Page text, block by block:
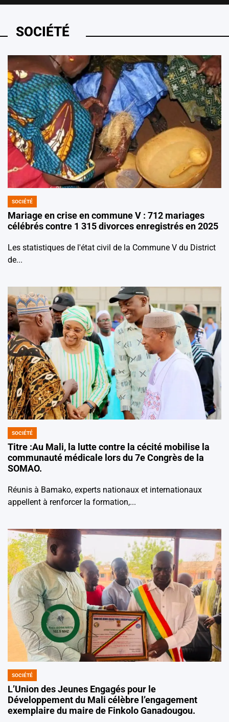
SOCIÉTÉ
POSTED
IN
SOCIÉTÉ
Mariage en crise en commune V : 712 mariages
célébrés contre 1 315 divorces enregistrés en 2025
Les statistiques de l'état civil de la Commune V du District
de...
POSTED
IN
SOCIÉTÉ
Titre :Au Mali, la lutte contre la cécité mobilise la
communauté médicale lors du 7e Congrès de la
SOMAO.
Réunis à Bamako, experts nationaux et internationaux
appellent à renforcer la formation,...
POSTED
IN
SOCIÉTÉ
L’Union des Jeunes Engagés pour le
Développement du Mali célèbre l’engagement
exemplaire du maire de Finkolo Ganadougou.